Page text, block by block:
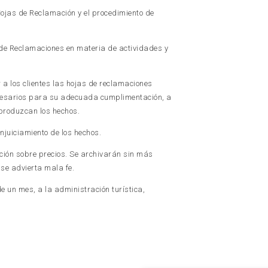
de Reclamación y el procedimiento de
Reclamaciones en materia de actividades y
los clientes las hojas de reclamaciones
para su adecuada cumplimentación, a
los hechos.
de los hechos.
sobre precios. Se archivarán sin más
advierta mala fe.
un mes, a la administración turística,